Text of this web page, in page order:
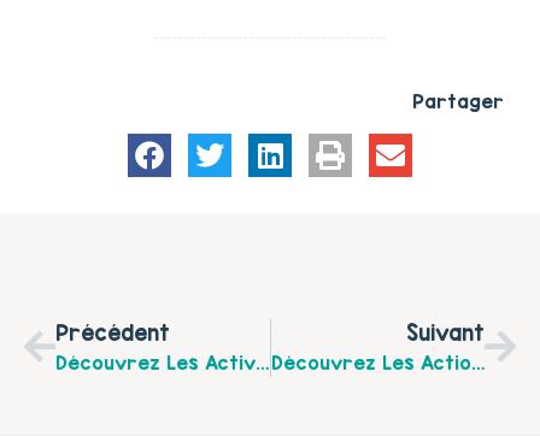
Partager
Précédent
Découvrez Les Activités De La Maison Des Parents Aidants Pour 2026 !
Suivant
Découvrez Les Actions Familles De La Maison Des Habitants Des Communes Du Frugeois Pour Le Mois De Février 2026